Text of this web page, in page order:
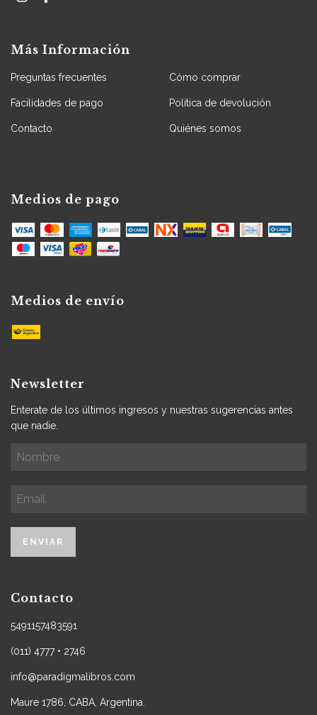
Más Información
Preguntas frecuentes Cómo comprar
Facilidades de pago Política de devolución
Contacto Quiénes somos
Medios de pago
Medios de envío
Newsletter
Enterate de los últimos ingresos y nuestras sugerencias antes
que nadie.
Contacto
5491157483591
(011) 4777 • 2746
info@paradigmalibros.com
Maure 1786, CABA, Argentina.